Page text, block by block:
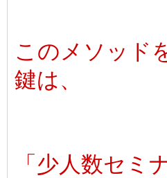
このメソッド
鍵は、
「少人数セミ